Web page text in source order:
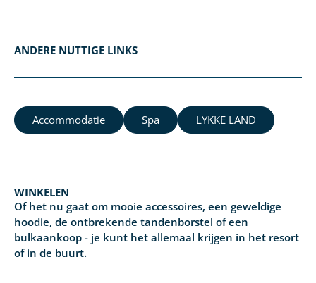
ANDERE NUTTIGE LINKS
Accommodatie Spa LYKKE LAND
WINKELEN
Of het nu gaat om mooie accessoires, een geweldige
hoodie, de ontbrekende tandenborstel of een
bulkaankoop - je kunt het allemaal krijgen in het resort
of in de buurt.